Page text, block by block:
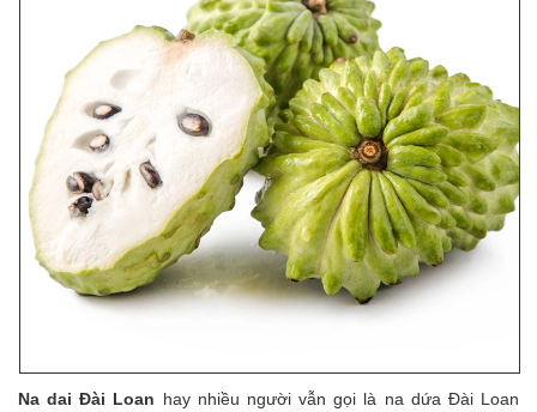
Na dai Đài Loan hay nhiều người vẫn gọi là na dứa Đài Loan